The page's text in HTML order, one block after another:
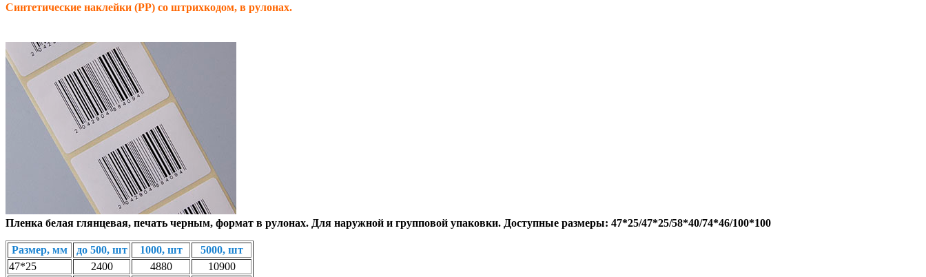
Синтетические наклейки (PP) со штрихкодом, в рулонах.
Пленка белая глянцевая, печать черным, формат в рулонах. Для наружной и групповой упаковки. Доступные размеры: 47*25/47*25/58*40/74*46/100*100
Размер, мм до 500, шт 1000, шт
5000, шт
47*25
2400 4880
10900